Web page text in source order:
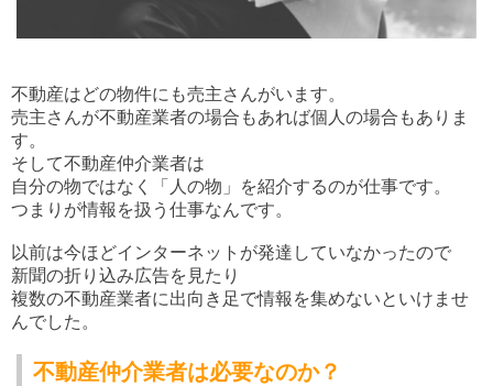
不動産はどの物件にも売主さんがいます。
売主さんが不動産業者の場合もあれば個人の場合もありま
す。
そして不動産仲介業者は
自分の物ではなく「人の物」を紹介するのが仕事です。
つまりが情報を扱う仕事なんです。
以前は今ほどインターネットが発達していなかったので
新聞の折り込み広告を見たり
複数の不動産業者に出向き足で情報を集めないといけませ
んでした。
不動産仲介業者は必要なのか？